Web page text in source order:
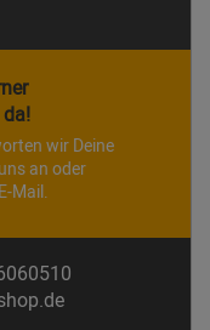
wir Deine
an oder
Mail.